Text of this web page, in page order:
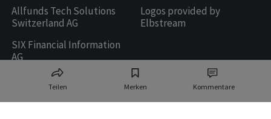
Teilen Merken Kommentare
Allfunds Tech Solutions
Switzerland AG
SIX Financial Information
AG
Logos provided by
Elbstream
Ringier AG | Ringier Medien Schweiz